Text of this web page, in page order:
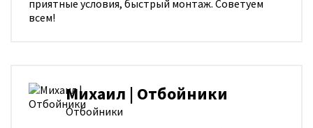
приятные условия, быстрый монтаж. Советуем
всем!
Михаил | Отбойники
Отбойники